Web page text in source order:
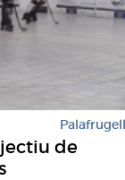
Palafrugell
de